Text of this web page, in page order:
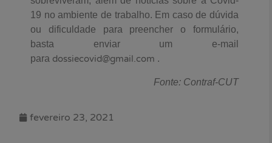
19 no ambiente de trabalho. Em caso de dúvida
ou dificuldade para preencher o formulário,
basta enviar um e-mail
para dossiecovid@gmail.com .
Fonte: Contraf-CUT
fevereiro 23, 2021